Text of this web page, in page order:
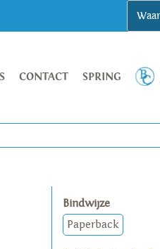
CONTACT SPRING
Bindwijze
Paperback